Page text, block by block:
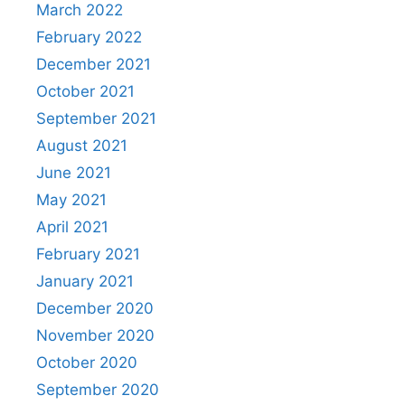
March 2022
February 2022
December 2021
October 2021
September 2021
August 2021
June 2021
May 2021
April 2021
February 2021
January 2021
December 2020
November 2020
October 2020
September 2020